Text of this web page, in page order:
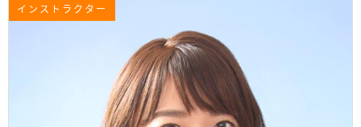
インストラクター